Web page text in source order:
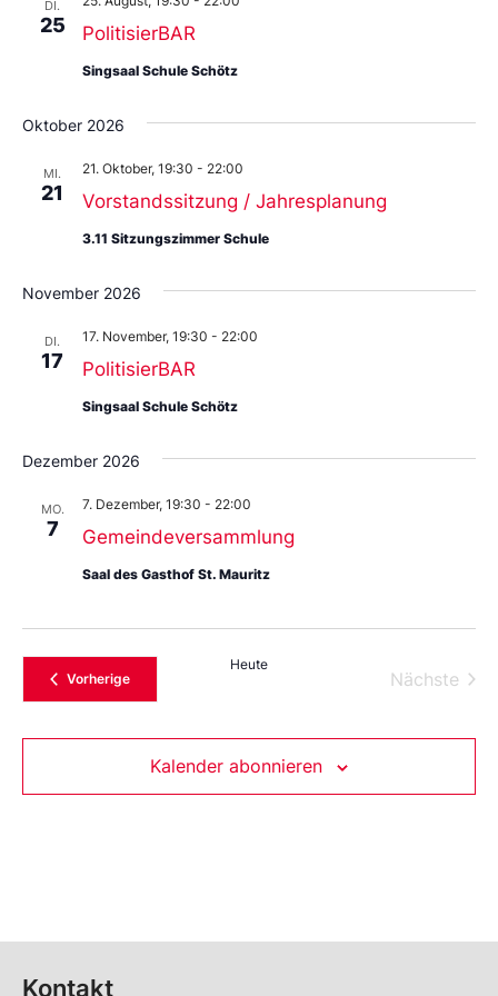
aus.
DI.
25 PolitisierBAR
Singsaal Schule Schötz
Oktober 2026
MI.
21 Vorstandssitzung / Jahresplanung
21. Oktober, 19:30 - 22:00
3.11 Sitzungszimmer Schule
November 2026
DI.
17 PolitisierBAR
17. November, 19:30 - 22:00
Singsaal Schule Schötz
Dezember 2026
MO.
7 Gemeindeversammlung
7. Dezember, 19:30 - 22:00
Saal des Gasthof St. Mauritz
VorherigeVeranstaltungen
Heute
Nächste
Kalender abonnieren
Kontakt